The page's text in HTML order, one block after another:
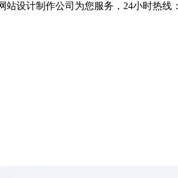
设计制作公司为您服务，24小时热线：